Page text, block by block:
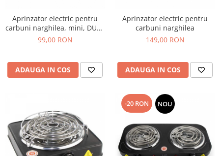
Aprinzator electric pentru
carbuni narghilea, mini, DUM,
500W
99,00 RON
ADAUGA IN COS
Aprinzator electric pentru
carbuni narghilea
149,00 RON
ADAUGA IN COS
-20 RON NOU